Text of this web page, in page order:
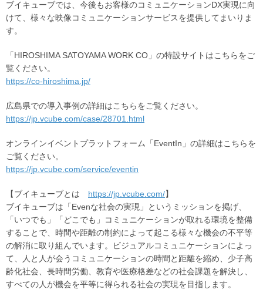
ブイキューブでは、今後もお客様のコミュニケーションDX実現に向
けて、様々な映像コミュニケーションサービスを提供してまいりま
す。
「HIROSHIMA SATOYAMA WORK CO」の特設サイトはこちらをご
覧ください。
https://co-hiroshima.jp/
広島県での導入事例の詳細はこちらをご覧ください。
https://jp.vcube.com/case/28701.html
オンラインイベントプラットフォーム「EventIn」の詳細はこちらを
ご覧ください。
https://jp.vcube.com/service/eventin
【ブイキューブとは https://jp.vcube.com/】
ブイキューブは「Evenな社会の実現」というミッションを掲げ、
「いつでも」「どこでも」コミュニケーションが取れる環境を整備
することで、時間や距離の制約によって起こる様々な機会の不平等
の解消に取り組んでいます。ビジュアルコミュニケーションによっ
て、人と人が会うコミュニケーションの時間と距離を縮め、少子高
齢化社会、長時間労働、教育や医療格差などの社会課題を解決し、
すべての人が機会を平等に得られる社会の実現を目指します。